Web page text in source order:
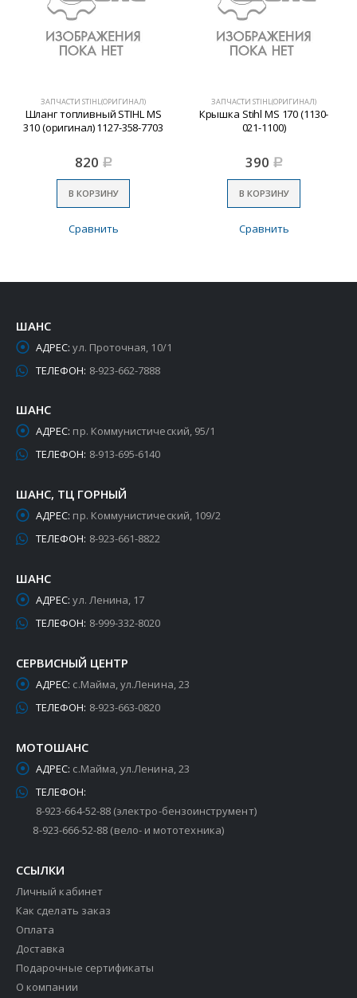
ЗАПЧАСТИ STIHL(ОРИГИНАЛ)
Шланг топливный STIHL MS
310 (оригинал) 1127-358-7703
820 Р
В КОРЗИНУ
Сравнить
ЗАПЧАСТИ STIHL(ОРИГИНАЛ)
Крышка Stihl MS 170 (1130-
021-1100)
390 Р
В КОРЗИНУ
Сравнить
ШАНС
АДРЕС: ул. Проточная, 10/1
ТЕЛЕФОН: 8-923-662-7888
ШАНС
АДРЕС: пр. Коммунистический, 95/1
ТЕЛЕФОН: 8-913-695-6140
ШАНС, ТЦ ГОРНЫЙ
АДРЕС: пр. Коммунистический, 109/2
ТЕЛЕФОН: 8-923-661-8822
ШАНС
АДРЕС: ул. Ленина, 17
ТЕЛЕФОН: 8-999-332-8020
СЕРВИСНЫЙ ЦЕНТР
АДРЕС: с.Майма, ул.Ленина, 23
ТЕЛЕФОН: 8-923-663-0820
МОТОШАНС
АДРЕС: с.Майма, ул.Ленина, 23
ТЕЛЕФОН:
8-923-664-52-88 (электро-бензоинструмент)
8-923-666-52-88 (вело- и мототехника)
ССЫЛКИ
Личный кабинет
Как сделать заказ
Оплата
Доставка
Подарочные сертификаты
О компании